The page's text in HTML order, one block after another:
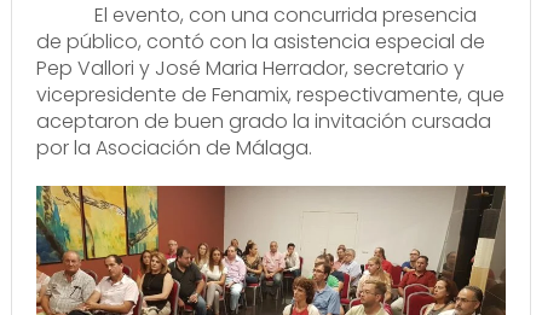
El evento, con una concurrida presencia
de público, contó con la asistencia especial de
Pep Vallori y José Maria Herrador, secretario y
vicepresidente de Fenamix, respectivamente, que
aceptaron de buen grado la invitación cursada
por la Asociación de Málaga.